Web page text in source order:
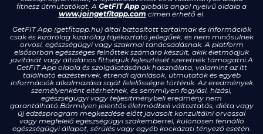
fitnesz útmutatókat. A GetFIT App globális angol nyelvű oldala a
www.joingetfitapp.com címen érhető el.
GetFIT App (getfitapp.hu) által biztosított tartalmak és információk
csak és kizárólag kizárólag tájékoztató jellegűek, és nem minősülnek
orvosi, egészségügyi vagy szakmai tanácsadásnak. A platform
elsősorban egészséges felnőttek számára készült, akik életmódjuk
javítását vagy általános fittségük fejlesztését szeretnék támogatni.A
GetFIT App oldala és szolgálatásának használata, valamint az itt
található edzéstervek, étrendi ajánlások, útmutatók és egyéb
információk alkalmazása saját felelősségre történik. Az eredmények
személyenként eltérhetnek, és semmilyen fogyási, hízási,
egészségügyi vagy teljesítménybeli eredmény nem
garantálható.Bármilyen jelentős életmódbeli változtatás, diéta vagy
új edzésprogram megkezdése előtt javasolt konzultálni orvossal
vagy megfelelő egészségügyi szakemberrel, különösen fennálló
egészségügyi állapot, sérülés vagy egyéb kockázati tényező esetén.